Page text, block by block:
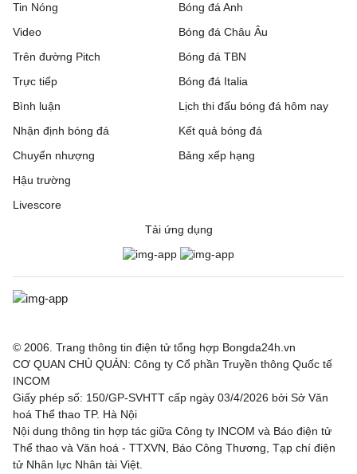
Tin Nóng
Video
Trên đường Pitch
Trực tiếp
Bóng đá Anh
Bóng đá Châu Âu
Bóng đá TBN
Bóng đá Italia
Bình luận
Nhận định bóng đá
Chuyển nhượng
Hậu trường
Livescore
Lịch thi đấu bóng đá hôm nay
Kết quả bóng đá
Bảng xếp hạng
Tải ứng dụng
© 2006. Trang thông tin điện tử tổng hợp Bongda24h.vn
CƠ QUAN CHỦ QUẢN: Công ty Cổ phần Truyền thông Quốc tế
INCOM
Giấy phép số: 150/GP-SVHTT cấp ngày 03/4/2026 bởi Sở Văn
hoá Thể thao TP. Hà Nội
Nội dung thông tin hợp tác giữa Công ty INCOM và Báo điện tử
Thể thao và Văn hoá - TTXVN, Báo Công Thương, Tạp chí điện
tử Nhân lực Nhân tài Việt.